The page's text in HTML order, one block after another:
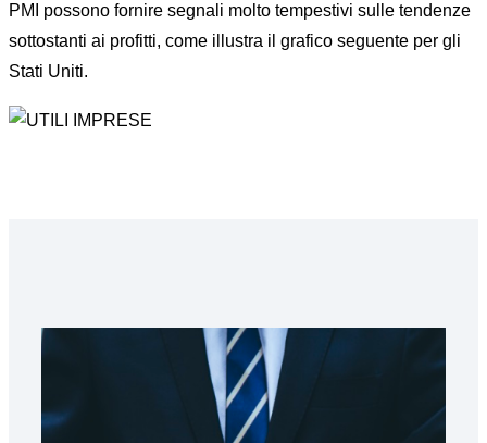
PMI possono fornire segnali molto tempestivi sulle tendenze
sottostanti ai profitti, come illustra il grafico seguente per gli
Stati Uniti.